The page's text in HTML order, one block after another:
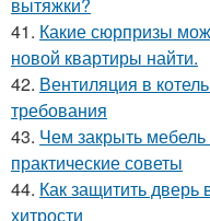
41. Какие сюрпризы
новой квартиры найти.
42. Вентиляция в
требования
43. Чем закрыть
практические советы
44. Как защитить
хитрости